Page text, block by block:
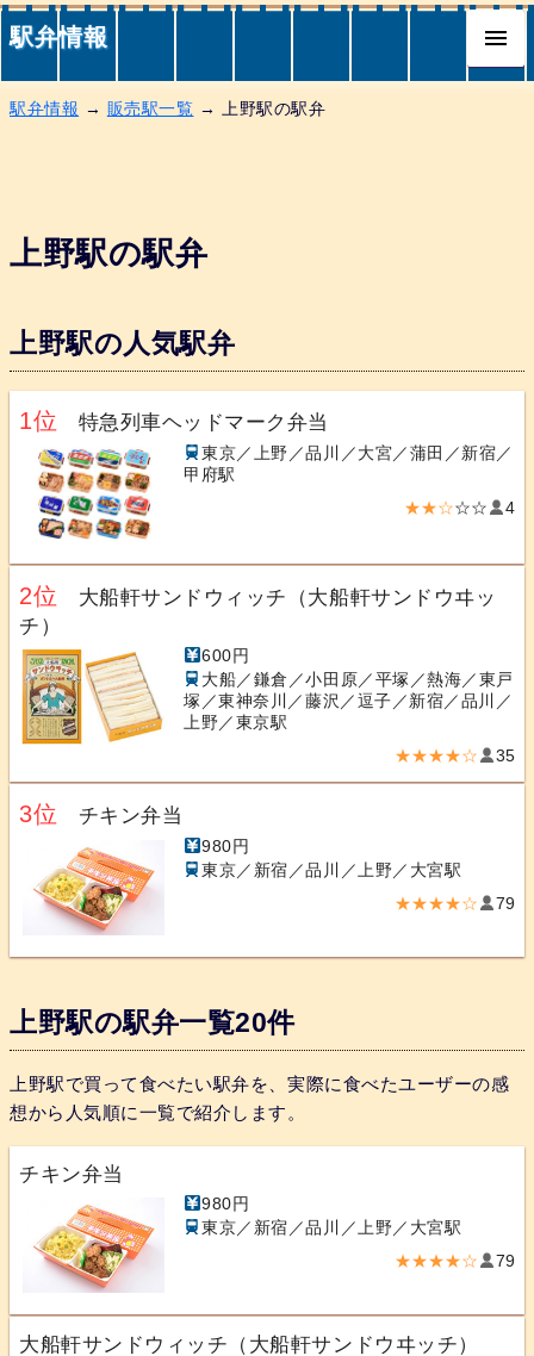
駅弁情報
駅弁情報 → 販売駅一覧 → 上野駅の駅弁
上野駅の駅弁
上野駅の人気駅弁
1位 特急列車ヘッドマーク弁当
東京／上野／品川／大宮／蒲田／新宿／
甲府駅
★★☆☆☆ 4
2位 大船軒サンドウィッチ（大船軒サンドウヰッ
チ）
600円
大船／鎌倉／小田原／平塚／熱海／東戸
塚／東神奈川／藤沢／逗子／新宿／品川／
上野／東京駅
★★★★☆ 35
3位 チキン弁当
980円
東京／新宿／品川／上野／大宮駅
★★★★☆ 79
上野駅の駅弁一覧20件
上野駅で買って食べたい駅弁を、実際に食べたユーザーの感
想から人気順に一覧で紹介します。
チキン弁当
980円
東京／新宿／品川／上野／大宮駅
★★★★☆ 79
大船軒サンドウィッチ（大船軒サンドウヰッチ）